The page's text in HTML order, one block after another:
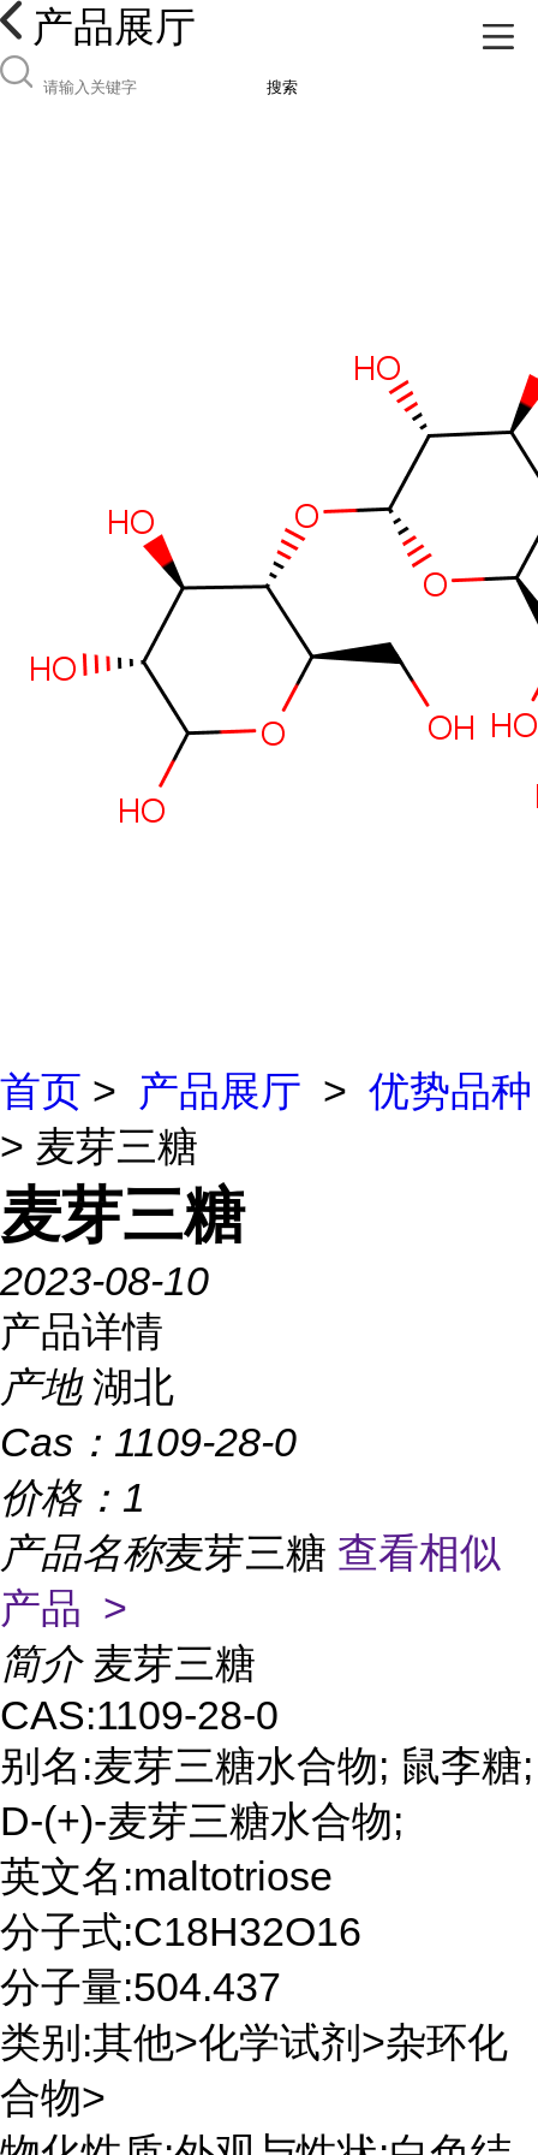
产品展厅
搜索
首页 > 产品展厅 > 优势品种
> 麦芽三糖
麦芽三糖
2023-08-10
产品详情
产地 湖北
Cas： 1109-28-0
价格： 1
产品名称麦芽三糖 查看相似
产品 >
简介 麦芽三糖
CAS:1109-28-0
别名:麦芽三糖水合物; 鼠李糖;
D-(+)-麦芽三糖水合物;
英文名:maltotriose
分子式:C18H32O16
分子量:504.437
类别:其他>化学试剂>杂环化
合物>